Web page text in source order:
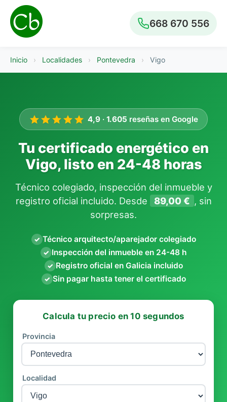
668 670 556
Inicio › Localidades › Pontevedra › Vigo
4,9 · 1.605 reseñas en Google
Tu certificado energético en
Vigo, listo en 24-48 horas
Técnico colegiado, inspección del inmueble y
registro oficial incluido. Desde
89,00 € , sin
sorpresas.
✓ Técnico arquitecto/aparejador colegiado
✓ Inspección del inmueble en 24-48 h
✓ Registro oficial en Galicia incluido
✓ Sin pagar hasta tener el certificado
Calcula tu precio en 10 segundos
Provincia
Localidad